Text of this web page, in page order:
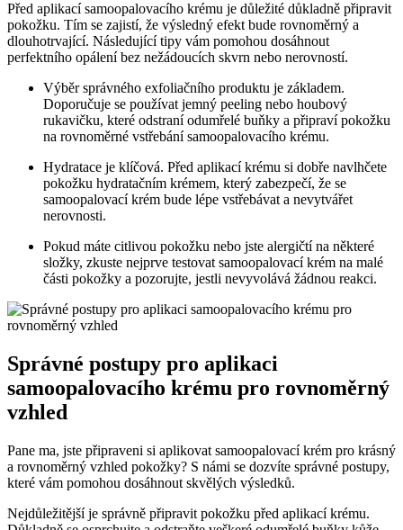
Před aplikací samoopalovacího krému je důležité důkladně připravit
pokožku. Tím se zajistí, že výsledný efekt bude rovnoměrný a
dlouhotrvající. Následující tipy vám pomohou dosáhnout
perfektního opálení bez nežádoucích skvrn nebo nerovností.
Výběr správného exfoliačního produktu je základem.
Doporučuje se používat jemný peeling nebo houbový
rukavičku, které odstraní odumřelé buňky a připraví pokožku
na rovnoměrné vstřebání samoopalovacího krému.
Hydratace je klíčová. Před aplikací krému si dobře navlhčete
pokožku hydratačním krémem, který zabezpečí, že se
samoopalovací krém bude lépe vstřebávat a nevytvářet
nerovnosti.
Pokud máte citlivou pokožku nebo jste alergičtí na některé
složky, zkuste nejprve testovat samoopalovací krém na malé
části pokožky a pozorujte, jestli nevyvolává žádnou reakci.
Správné postupy pro aplikaci
samoopalovacího krému pro rovnoměrný
vzhled
Pane ma, jste připraveni si aplikovat samoopalovací krém pro krásný
a rovnoměrný vzhled pokožky? S námi se dozvíte správné postupy,
které vám pomohou dosáhnout skvělých výsledků.
Nejdůležitější je správně připravit pokožku před aplikací krému.